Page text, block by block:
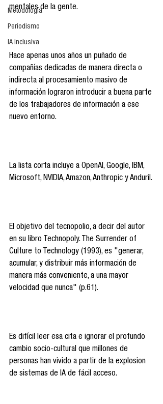
Metodología
Periodismo
IA Inclusiva
mentales de la gente.
Hace apenas unos años un puñado de
compañías dedicadas de manera directa o
indirecta al procesamiento masivo de
información lograron introducir a buena parte
de los trabajadores de información a ese
nuevo entorno.
La lista corta incluye a OpenAI, Google, IBM,
Microsoft, NVIDIA, Amazon, Anthropic y Anduril.
El objetivo del tecnopolio, a decir del autor
en su libro Technopoly. The Surrender of
Culture to Technology (1993), es "generar,
acumular, y distribuir más información de
manera más conveniente, a una mayor
velocidad que nunca" (p.61).
Es difícil leer esa cita e ignorar el profundo
cambio socio-cultural que millones de
personas han vivido a partir de la explosion
de sistemas de IA de fácil acceso.